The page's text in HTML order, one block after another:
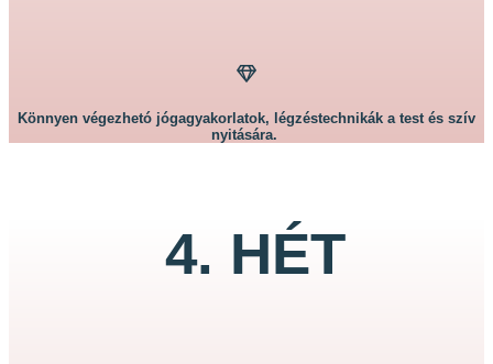
Könnyen végezhetó jógagyakorlatok, légzéstechnikák a test és szív
nyitására.
4. HÉT